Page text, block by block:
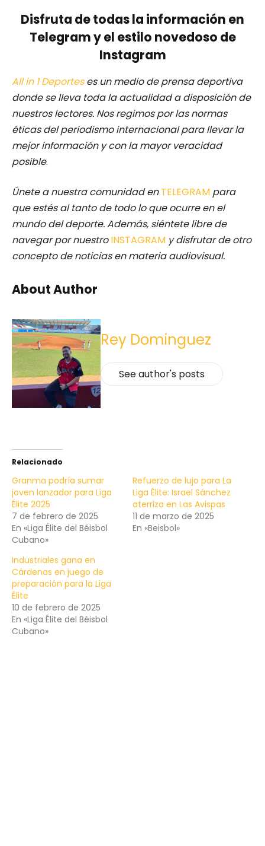
Disfruta de todas la información en
Telegram y el estilo novedoso de
Instagram
All in 1 Deporteses un medio de prensa deportiva
donde se lleva toda la actualidad a disposición de
nuestros lectores. Nos regimos por las normas
éticas del periodismo internacional para llevar la
mejor información y con la mayor veracidad
posible.
Únete a nuestra comunidad enTELEGRAM para
que estés al tanto de todo lo que ocurre en el
mundo del deporte. Además, siéntete libre de
navegar por nuestro INSTAGRAM y disfrutar de otro
concepto de noticias en materia audiovisual.
About Author
Rey Dominguez
See author's posts
Relacionado
Granma podría sumar
joven lanzador para Liga
Élite 2025
7 de febrero de 2025
En «Liga Élite del Béisbol
Cubano»
Refuerzo de lujo para La
Liga Élite: Israel Sánchez
aterriza en Las Avispas
11 de marzo de 2025
En «Beisbol»
Industriales gana en
Cárdenas en juego de
preparación para la Liga
Élite
10 de febrero de 2025
En «Liga Élite del Béisbol
Cubano»